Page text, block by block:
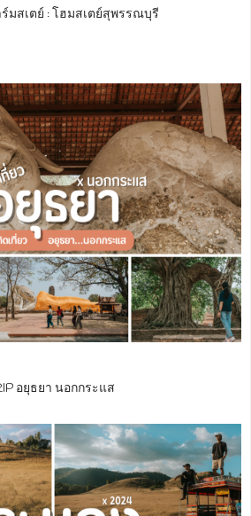
สเตย์ : โฮมสเตย์สุพรรณบุรี
อยุธยา นอกกระแส